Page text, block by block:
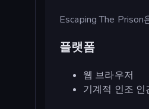
Escaping The
플랫폼
웹 브라우저
기계적 인조 인